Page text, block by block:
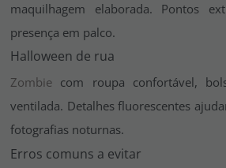
maquilhagem elaborada. Pontos
presença em palco.
Halloween de rua
Zombie com roupa confortável,
ventilada. Detalhes fluorescentes
fotografias noturnas.
Erros comuns a evitar